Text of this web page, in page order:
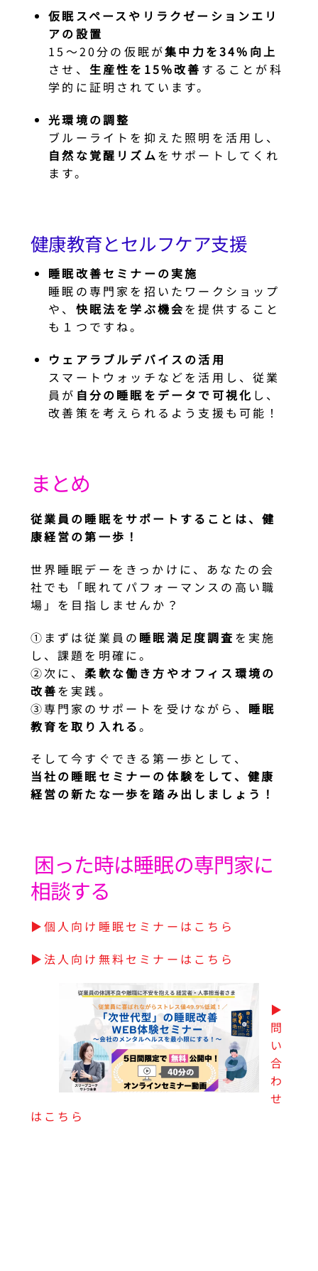
仮眠スペースやリラクゼーションエリ
アの設置
15〜20分の仮眠が集中力を34%向上
させ、 生産性を15%改善 することが科
学的に証明されています。
光環境の調整
ブルーライトを抑えた照明を活用し、
自然な覚醒リズムをサポートしてくれ
ます。
健康教育とセルフケア支援
睡眠改善セミナーの実施
睡眠の専門家を招いたワークショップ
や、 快眠法を学ぶ機会を提供すること
も１つですね。
ウェアラブルデバイスの活用
スマートウォッチなどを活用し、従業
員が 自分の睡眠をデータで可視化 し、
改善策を考えられるよう支援も可能！
まとめ
従業員の睡眠をサポートすることは、健
康経営の第一歩！
世界睡眠デーをきっかけに、あなたの会
社でも「眠れてパフォーマンスの高い職
場」を目指しませんか？
①まずは従業員の 睡眠満足度調査を実施
し、課題を明確に。
②次に、柔軟な働き方やオフィス環境の
改善を実践。
③専門家のサポートを受けながら、 睡眠
教育を取り入れる。
そして今すぐできる第一歩として、
当社の睡眠セミナーの体験をして、健康
経営の新たな一歩を踏み出しましょう！
困った時は睡眠の専門家に
相談する
▶︎個人向け睡眠セミナーはこちら
▶︎法人向け無料セミナーはこちら
▶︎
問
い
合
わ
せ
はこちら